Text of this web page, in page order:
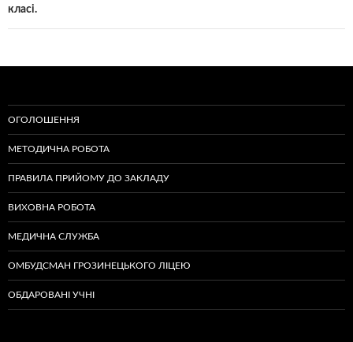
класі.
ОГОЛОШЕННЯ
МЕТОДИЧНА РОБОТА
ПРАВИЛА ПРИЙОМУ ДО ЗАКЛАДУ
ВИХОВНА РОБОТА
МЕДИЧНА СЛУЖБА
ОМБУДСМАН ГРОЗИНЕЦЬКОГО ЛІЦЕЮ
ОБДАРОВАНІ УЧНІ